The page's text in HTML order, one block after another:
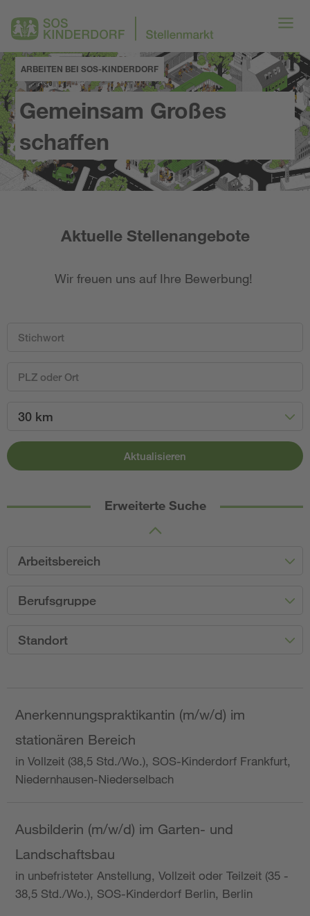
ARBEITEN BEI SOS-KINDERDORF
Gemeinsam Großes
schaffen
Aktuelle Stellenangebote
Wir freuen uns auf Ihre Bewerbung!
30 km
Aktualisieren
Erweiterte Suche
Arbeitsbereich
Berufsgruppe
Standort
Anerkennungspraktikantin (m/w/d) im
stationären Bereich
in Vollzeit (38,5 Std./Wo.), SOS-Kinderdorf Frankfurt,
Niedernhausen-Niederselbach
Ausbilderin (m/w/d) im Garten- und
Landschaftsbau
in unbefristeter Anstellung, Vollzeit oder Teilzeit (35 -
38,5 Std./Wo.), SOS-Kinderdorf Berlin, Berlin